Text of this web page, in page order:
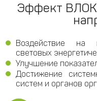
Эффект ВЛОК
Воздействие на
световых
Улучшение
Достижение
систем и органов